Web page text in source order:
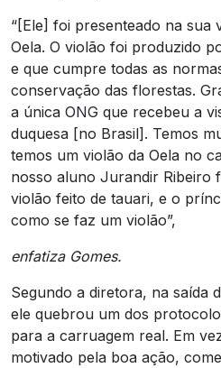
“[Ele] foi presenteado na sua
Oela. O violão foi produzido
e que cumpre todas as
conservação das florestas.
a única ONG que recebeu a
duquesa [no Brasil]. Temos
temos um violão da Oela no
nosso aluno Jurandir Ribeiro
violão feito de tauari, e o
como se faz um violão”,
enfatiza Gomes.
Segundo a diretora, na saída
ele quebrou um dos
para a carruagem real. Em
motivado pela boa ação,